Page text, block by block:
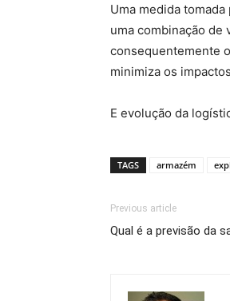
Uma medida
uma combinação de
consequentemente
minimiza os
E evolução da
TAGS armazém
Previous article
Qual é a previsão da